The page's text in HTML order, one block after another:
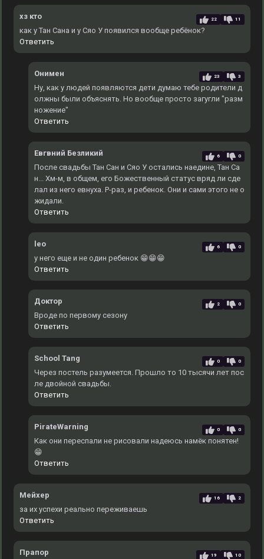
хз кто 22 11
как у Тан Сана и у Сяо У появился вообще ребёнок?
Ответить
Онимен 23 3
Ну, как у людей появляются дети думаю тебе родители д
олжны были объяснять. Но вообще просто загугли "разм
ножение"
Ответить
Евгвний Безликий 6 0
После свадьбы Тан Сан и Сяо У остались наедине, Тан Са
н... Хм-м, в общем, его Божественный статус вряд ли сде
лал из него евнуха. Р-раз, и ребенок. Они и сами этого не о
жидали.
Ответить
leo 6 0
у него еще и не один ребенок 😁😁😁
Ответить
Доктор 2 0
Вроде по первому сезону
Ответить
School Tang 0 0
Через постель разумеется. Прошло то 10 тысячи лет пос
ле двойной свадьбы.
Ответить
PirateWarning 0 0
Как они переспали не рисовали надеюсь намёк понятен!
😁
Ответить
Мейхер 16 2
за их успехи реально переживаешь
Ответить
Прапор 19 10